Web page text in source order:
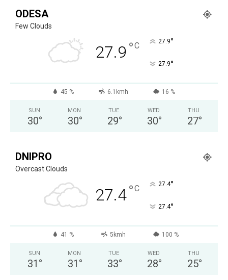
ODESA
Few Clouds
27.9 °C 27.9°
27.9°
45 % 6.1kmh 16 %
SUN
30°
MON
30°
TUE
29°
WED
30°
THU
27°
DNIPRO
Overcast Clouds
27.4°C 27.4°
27.4°
41 % 5kmh 100 %
SUN
31 °
MON
31 °
TUE
33°
WED
28°
THU
25°